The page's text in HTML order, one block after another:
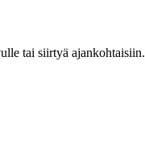
tai siirtyä ajankohtaisiin.